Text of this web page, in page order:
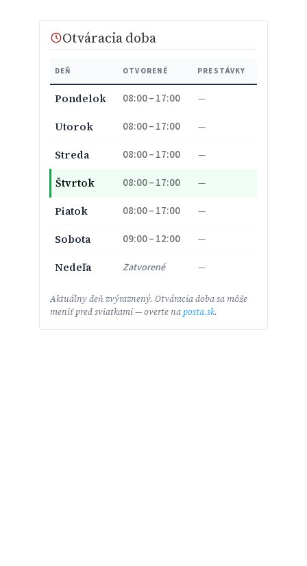
Otváracia doba
DEŇ OTVORENÉ PRESTÁVKY
Pondelok 08:00 – 17:00 —
Utorok 08:00 – 17:00 —
Streda 08:00 – 17:00 —
Štvrtok 08:00 – 17:00 —
Piatok 08:00 – 17:00 —
Sobota 09:00 – 12:00 —
Nedeľa Zatvorené —
Aktuálny deň zvýraznený. Otváracia doba sa môže
meniť pred sviatkami — overte naposta.sk.